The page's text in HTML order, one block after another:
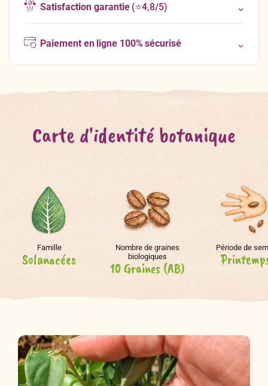
Satisfaction garantie(⭐4,8/5)
Paiement en ligne 100% sécurisé
Carte d'identité botanique
Famille
Solanacées
Nombre de graines
biologiques
10 Graines (AB)
Période de